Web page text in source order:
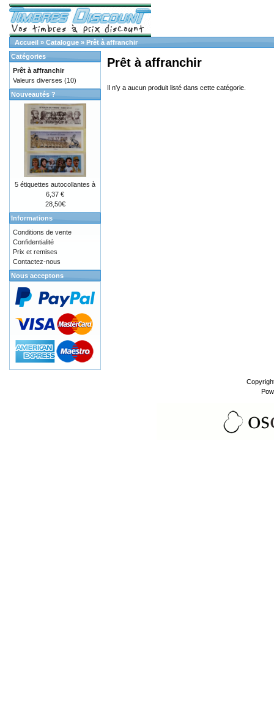
Accueil » Catalogue » Prêt à affranchir
Prêt à affranchir
Il n'y a aucun produit listé dans cette catégorie.
Catégories
Prêt à affranchir
Valeurs diverses (10)
Nouveautés ?
5 étiquettes autocollantes à
6,37 €
28,50€
Informations
Conditions de vente
Confidentialité
Prix et remises
Contactez-nous
Nous acceptons